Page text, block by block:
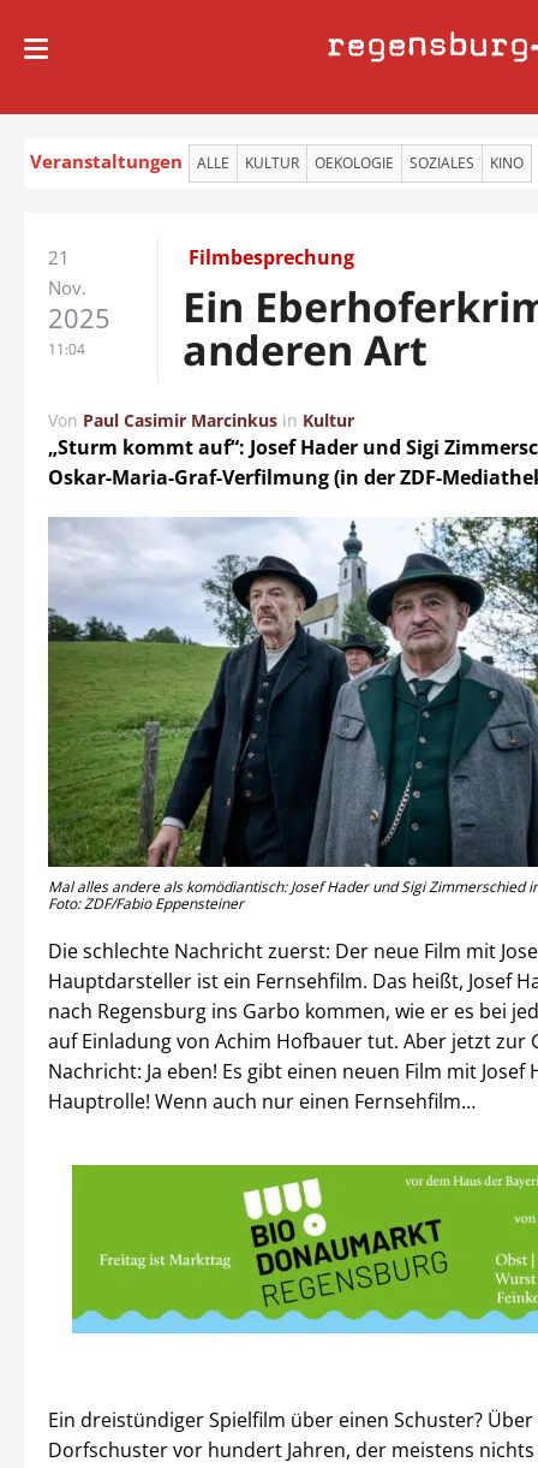
regensburg
Veranstaltungen ALLE KULTUR OEKOLOGIE SOZIALES KINO
21
Nov.
2025
11:04
Filmbesprechung
Ein
anderen Art
Von Paul Casimir Marcinkus in Kultur
„Sturm kommt auf“: Josef Hader und Sigi
Oskar-Maria-Graf-Verfilmung (in der ZDF-
Mal alles andere als komödiantisch: Josef Hader und Sigi Zimmerschied
Foto: ZDF/Fabio Eppensteiner
Die schlechte Nachricht zuerst: Der neue Film mit
Hauptdarsteller ist ein Fernsehfilm. Das heißt, Josef
nach Regensburg ins Garbo kommen, wie er es bei
auf Einladung von Achim Hofbauer tut. Aber jetzt zur
Nachricht: Ja eben! Es gibt einen neuen Film mit Josef
Hauptrolle! Wenn auch nur einen Fernsehfilm…
Ein dreistündiger Spielfilm über einen Schuster?
Dorfschuster vor hundert Jahren, der meistens nichts